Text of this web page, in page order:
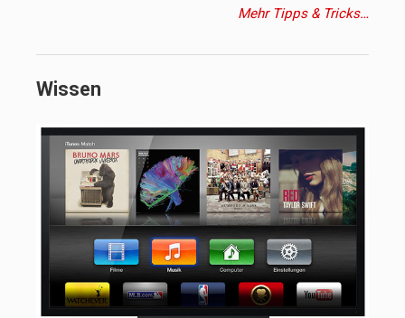
Mehr Tipps & Tricks…
Wissen